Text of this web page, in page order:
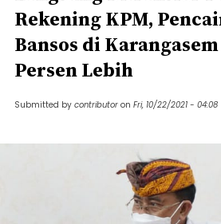
Rekening KPM,
Bansos di Karangasem
Persen Lebih
Submitted by contributor on Fri, 10/22/2021 - 04:08